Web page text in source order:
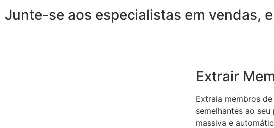
Junte-se aos especialistas em vendas,
Extrair
Extraia membros
semelhantes ao
massiva e